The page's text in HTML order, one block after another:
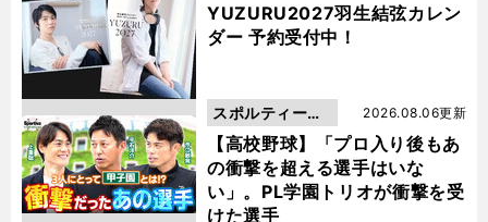
YUZURU2027羽生結弦カレン
ダー 予約受付中！
【高校野球】「プロ入り後もあ
の衝撃を超える選手はいな
い」。PL学園トリオが衝撃を受
けた選手
2026.08.06更新
スポルティーバ
動画